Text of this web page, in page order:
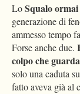
LoSqualo
generazione di
ammesso tempo
Forse anche due.
colpo che
solo una caduta
fatto aveva già al